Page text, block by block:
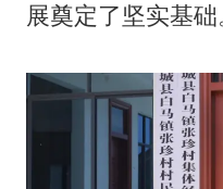
展奠定了坚实基础